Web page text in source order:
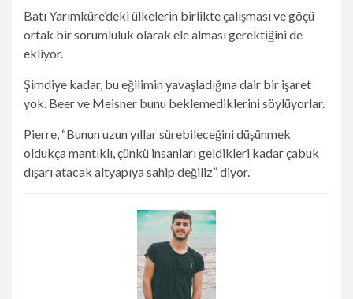
Batı Yarımküre’deki ülkelerin birlikte çalışması ve göçü
ortak bir sorumluluk olarak ele alması gerektiğini de
ekliyor.
Şimdiye kadar, bu eğilimin yavaşladığına dair bir işaret
yok. Beer ve Meisner bunu beklemediklerini söylüyorlar.
Pierre, “Bunun uzun yıllar sürebileceğini düşünmek
oldukça mantıklı, çünkü insanları geldikleri kadar çabuk
dışarı atacak altyapıya sahip değiliz” diyor.